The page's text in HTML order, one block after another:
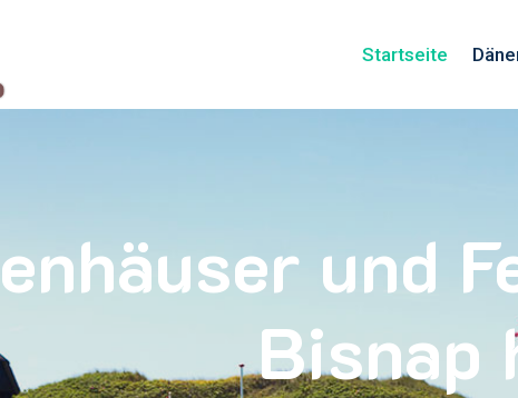
Startseite
und
Bisnap